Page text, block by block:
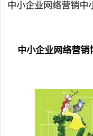
中小企业网络营销中
中小企业网络营销